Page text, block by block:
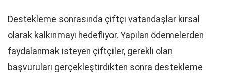
Destekleme sonrasında çiftçi vatandaşlar kırsal
olarak kalkınmayı hedefliyor. Yapılan ödemelerden
faydalanmak isteyen çiftçiler, gerekli olan
başvuruları gerçekleştirdikten sonra destekleme